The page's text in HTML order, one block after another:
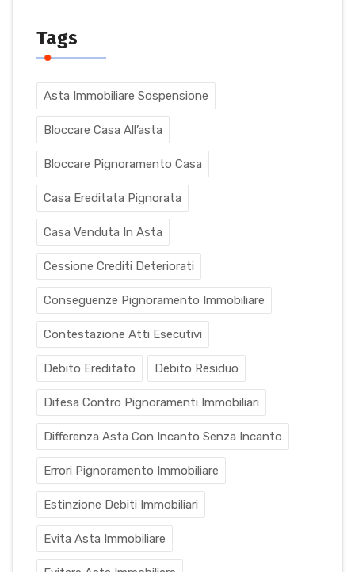
Tags
Asta Immobiliare Sospensione
Bloccare Casa All’asta
Bloccare Pignoramento Casa
Casa Ereditata Pignorata
Casa Venduta In Asta
Cessione Crediti Deteriorati
Conseguenze Pignoramento Immobiliare
Contestazione Atti Esecutivi
Debito Ereditato Debito Residuo
Difesa Contro Pignoramenti Immobiliari
Differenza Asta Con Incanto Senza Incanto
Errori Pignoramento Immobiliare
Estinzione Debiti Immobiliari
Evita Asta Immobiliare